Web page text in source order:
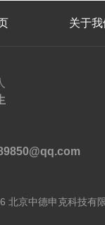
关于我
北京中德申克科技有